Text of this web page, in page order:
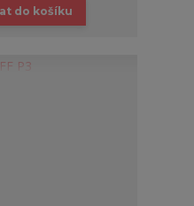
do košíku